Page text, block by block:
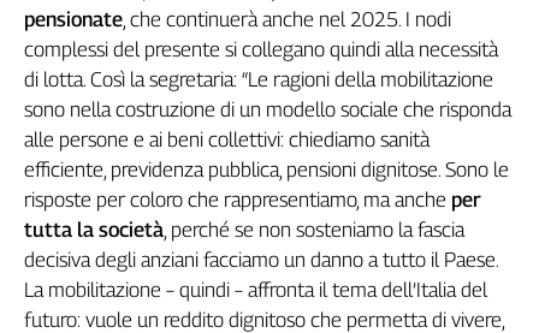
pensionate , che continuerà anche nel 2025. I nodi
complessi del presente si collegano quindi alla necessità
di lotta. Così la segretaria: “Le ragioni della mobilitazione
sono nella costruzione di un modello sociale che risponda
alle persone e ai beni collettivi: chiediamo sanità
efficiente, previdenza pubblica, pensioni dignitose. Sono le
risposte per coloro che rappresentiamo, ma anche per
tutta la società , perché se non sosteniamo la fascia
decisiva degli anziani facciamo un danno a tutto il Paese.
La mobilitazione – quindi – affronta il tema dell’Italia del
futuro: vuole un reddito dignitoso che permetta di vivere,